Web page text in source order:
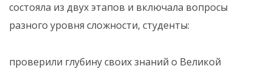
состояла из двух этапов и включала вопросы
разного уровня сложности, студенты:
проверили глубину своих знаний о Великой